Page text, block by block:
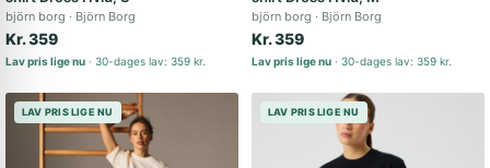
björn borg Björn Borg
Kr. 359
Lav pris lige nu 30-dages lav: 359 kr.
björn borg Björn Borg
Kr. 359
Lav pris lige nu 30-dages lav: 359 kr.
LAV PRIS LIGE NU LAV PRIS LIGE NU